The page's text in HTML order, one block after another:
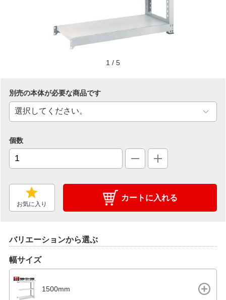
1 / 5
別売の本体が必要な商品です
個数
お気に入り
カートに入れる
バリエーションから選ぶ
幅サイズ
1500mm